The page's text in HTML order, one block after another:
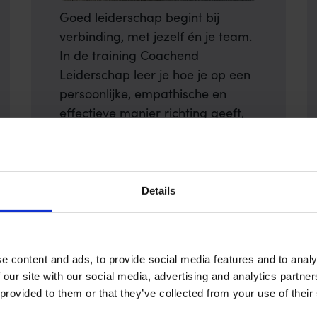
Details
content and ads, to provide social media features and to
site with our social media, advertising and analytics
to them or that they’ve collected from your use of
Lees meer
Goed leiderschap begint bij
verbinding, met jezelf én je team.
In de training Coachend
Leiderschap leer je hoe je op een
persoonlijke, empathische en
effectieve manier richting geeft,
reflectie en praktische
methodieken ontwikkel je een
leiderschapsstijl die écht bij jou